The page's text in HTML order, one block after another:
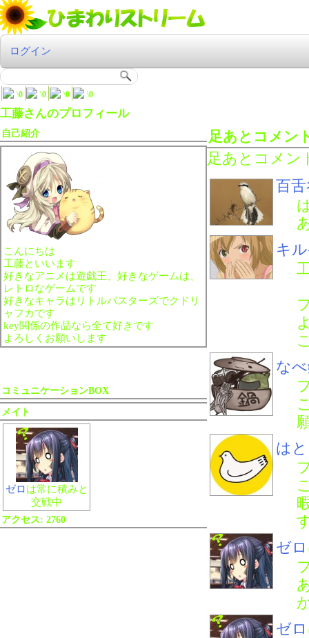
ログイン
\0 \0 \0 \0
工藤さんのプロフィール
自己紹介
こんにちは
工藤といいます
好きなアニメは遊戯王、好きなゲームは、
レトロなゲームです
好きなキャラはリトルバスターズでクドリ
ャフカです
key関係の作品なら全て好きです
よろしくお願いします
コミュニケーションBOX
メイト
ゼロは常に積みと
交戦中
アクセス: 2760
足あとコメン
足あとコメン
百
キ
な
はと
ゼロ
ゼロ